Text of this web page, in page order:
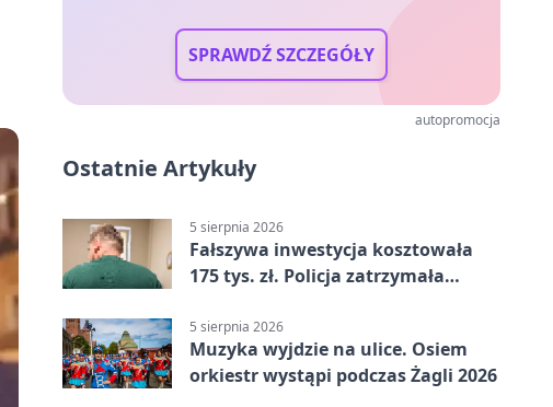
SPRAWDŹ SZCZEGÓŁY
autopromocja
Ostatnie Artykuły
5 sierpnia 2026
Fałszywa inwestycja kosztowała
175 tys. zł. Policja zatrzymała
5 sierpnia 2026
Muzyka wyjdzie na ulice. Osiem
orkiestr wystąpi podczas Żagli 2026